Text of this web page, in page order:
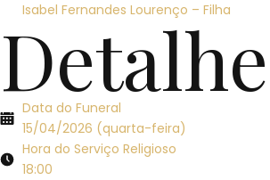
Isabel Fernandes Lourenço – Filha
Data do Funeral
15/04/2026 (quarta-feira)
Hora do Serviço Religioso
18:00